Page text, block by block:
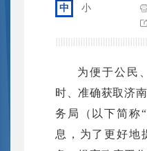
中
小
为便于公民
时、准确获取济
务局（以下简称
息，为了更好地